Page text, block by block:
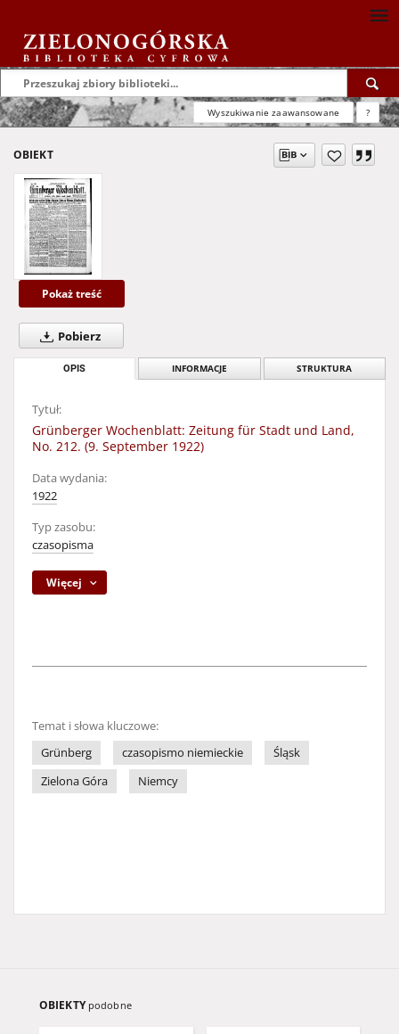
Wyszukiwanie zaawansowane ?
OBIEKT
Pokaż treść
Pobierz
OPIS INFORMACJE STRUKTURA
Tytuł:
Grünberger Wochenblatt: Zeitung für Stadt und Land,
No. 212. (9. September 1922)
Data wydania:
1922
Typ zasobu:
czasopisma
Więcej
Temat i słowa kluczowe:
Grünberg
czasopismo niemieckie
Śląsk
Zielona Góra
Niemcy
OBIEKTY podobne